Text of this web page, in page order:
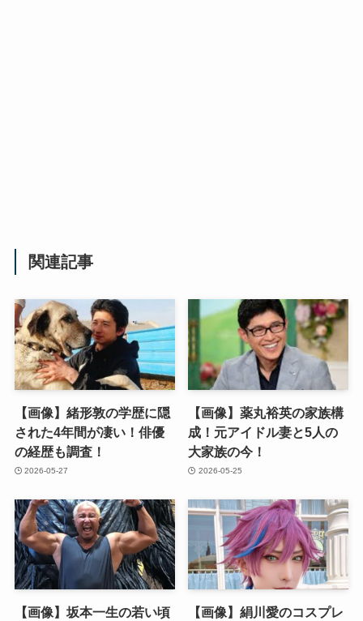
関連記事
【画像】緒形敦の学歴に隠
された4年間が凄い！俳優
の経歴も調査！
2026-05-27
【画像】薬丸裕英の家族構
成！元アイドル妻と5人の
大家族の今！
2026-05-25
【画像】坂本一生の若い頃
【画像】絹川愛のコスプレ